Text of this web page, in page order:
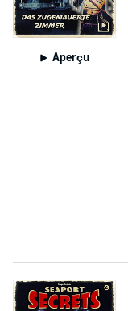
Aperçu